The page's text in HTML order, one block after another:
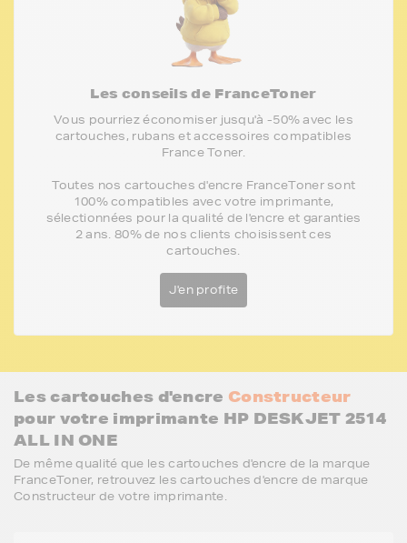
Les conseils de FranceToner
Vous pourriez économiser jusqu'à -50% avec les
cartouches, rubans et accessoires compatibles
France Toner.
Toutes nos cartouches d'encre FranceToner sont
100% compatibles avec votre imprimante,
sélectionnées pour la qualité de l'encre et garanties
2 ans. 80% de nos clients choisissent ces
cartouches.
J'en profite
Les cartouches d'encre Constructeur
pour votre imprimante HP DESKJET 2514
ALL IN ONE
De même qualité que les cartouches d'encre de la marque
FranceToner, retrouvez les cartouches d'encre de marque
Constructeur de votre imprimante.